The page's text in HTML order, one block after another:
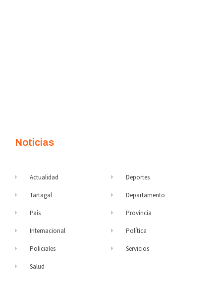
Noticias
Actualidad
Tartagal
País
Internacional
Policiales
Salud
Deportes
Departamento
Provincia
Política
Servicios